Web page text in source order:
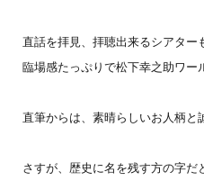
直話を拝見、拝聴出来るシアター
臨場感たっぷりで松下幸之助ワー
直筆からは、素晴らしいお人柄と
さすが、歴史に名を残す方の字だ